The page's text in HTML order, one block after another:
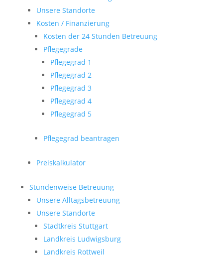
Unsere Standorte
Kosten / Finanzierung
Kosten der 24 Stunden Betreuung
Pflegegrade
Pflegegrad 1
Pflegegrad 2
Pflegegrad 3
Pflegegrad 4
Pflegegrad 5
Pflegegrad beantragen
Preiskalkulator
Stundenweise Betreuung
Unsere Alltagsbetreuung
Unsere Standorte
Stadtkreis Stuttgart
Landkreis Ludwigsburg
Landkreis Rottweil